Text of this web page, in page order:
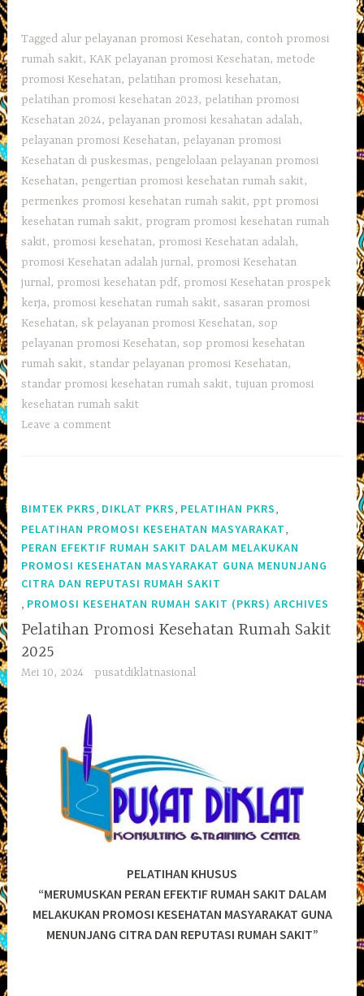
Tagged alur pelayanan promosi Kesehatan, contoh promosi
rumah sakit, KAK pelayanan promosi Kesehatan, metode
promosi Kesehatan, pelatihan promosi kesehatan,
pelatihan promosi kesehatan 2023, pelatihan promosi
Kesehatan 2024, pelayanan promosi kesahatan adalah,
pelayanan promosi Kesehatan, pelayanan promosi
Kesehatan di puskesmas, pengelolaan pelayanan promosi
Kesehatan, pengertian promosi kesehatan rumah sakit,
permenkes promosi kesehatan rumah sakit, ppt promosi
kesehatan rumah sakit, program promosi kesehatan rumah
sakit, promosi kesehatan, promosi Kesehatan adalah,
promosi Kesehatan adalah jurnal, promosi Kesehatan
jurnal, promosi kesehatan pdf, promosi Kesehatan prospek
kerja, promosi kesehatan rumah sakit,sasaran promosi
Kesehatan,sk pelayanan promosi Kesehatan,sop
pelayanan promosi Kesehatan,sop promosi kesehatan
rumah sakit,standar pelayanan promosi Kesehatan,
standar promosi kesehatan rumah sakit, tujuan promosi
kesehatan rumah sakit
Leave a comment
BIMTEK PKRS, DIKLAT PKRS, PELATIHAN PKRS,
PELATIHAN PROMOSI KESEHATAN MASYARAKAT,
PERAN EFEKTIF RUMAH SAKIT DALAM MELAKUKAN
PROMOSI KESEHATAN MASYARAKAT GUNA MENUNJANG
CITRA DAN REPUTASI RUMAH SAKIT
, PROMOSI KESEHATAN RUMAH SAKIT (PKRS) ARCHIVES
Pelatihan Promosi Kesehatan Rumah Sakit
2025
Mei 10, 2024 pusatdiklatnasional
PELATIHAN KHUSUS
“MERUMUSKAN PERAN EFEKTIF RUMAH SAKIT DALAM
MELAKUKAN PROMOSI KESEHATAN MASYARAKAT GUNA
MENUNJANG CITRA DAN REPUTASI RUMAH SAKIT”